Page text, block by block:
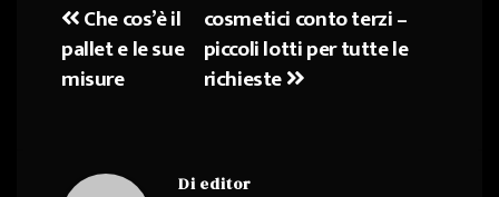
Navigazione
articoli
cosmetici conto terzi –
piccoli lotti per tutte le
richieste
Che cos’è il
pallet e le sue
misure
Di editor